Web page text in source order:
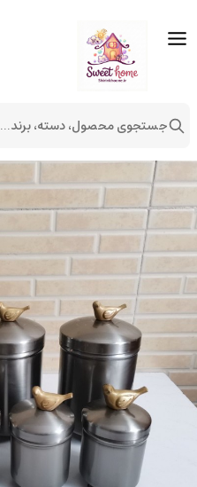
جستجوی محصول، دسته، برند...